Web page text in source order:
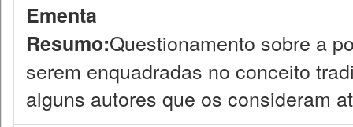
Ementa
Resumo:Questionamento sobre a
serem enquadradas no conceito
alguns autores que os consideram